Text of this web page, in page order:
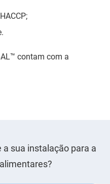
contam com a
sua instalação para a